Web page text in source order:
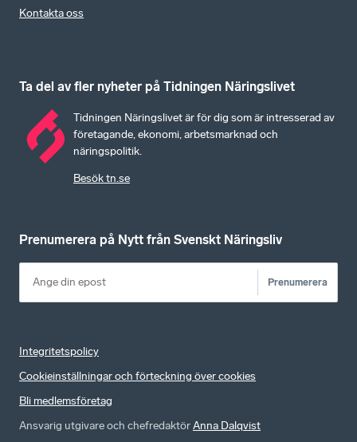
Kontakta oss
Ta del av fler nyheter på Tidningen Näringslivet
Tidningen Näringslivet är för dig som är intresserad av
företagande, ekonomi, arbetsmarknad och
näringspolitik.
Besök tn.se
Prenumerera på Nytt från Svenskt Näringsliv
Prenumerera
Integritetspolicy
Cookieinställningar och förteckning över cookies
Bli medlemsföretag
Ansvarig utgivare och chefredaktörAnna Dalqvist